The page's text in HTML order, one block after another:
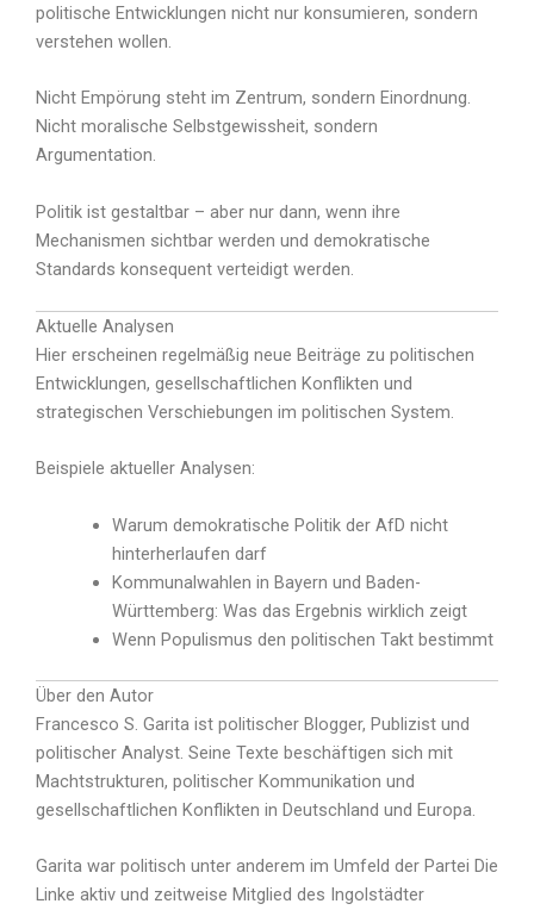
politische Entwicklungen nicht nur konsumieren, sondern
verstehen wollen.
Nicht Empörung steht im Zentrum, sondern Einordnung.
Nicht moralische Selbstgewissheit, sondern
Argumentation.
Politik ist gestaltbar – aber nur dann, wenn ihre
Mechanismen sichtbar werden und demokratische
Standards konsequent verteidigt werden.
Aktuelle Analysen
Hier erscheinen regelmäßig neue Beiträge zu politischen
Entwicklungen, gesellschaftlichen Konflikten und
strategischen Verschiebungen im politischen System.
Beispiele aktueller Analysen:
Warum demokratische Politik der AfD nicht
hinterherlaufen darf
Kommunalwahlen in Bayern und Baden-
Württemberg: Was das Ergebnis wirklich zeigt
Wenn Populismus den politischen Takt bestimmt
Über den Autor
Francesco S. Garita ist politischer Blogger, Publizist und
politischer Analyst. Seine Texte beschäftigen sich mit
Machtstrukturen, politischer Kommunikation und
gesellschaftlichen Konflikten in Deutschland und Europa.
Garita war politisch unter anderem im Umfeld der Partei Die
Linke aktiv und zeitweise Mitglied des Ingolstädter